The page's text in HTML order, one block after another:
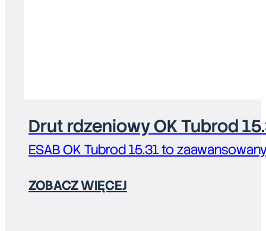
Drut rdzeniowy OK Tubrod
ESAB OK Tubrod 15.31 to
ZOBACZ WIĘCEJ